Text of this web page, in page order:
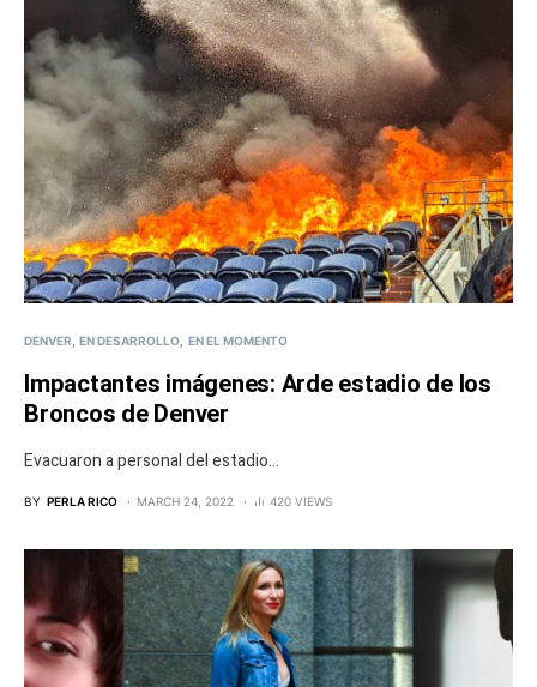
DENVER EN DESARROLLO EN EL MOMENTO
Impactantes imágenes: Arde estadio de los
Broncos de Denver
Evacuaron a personal del estadio...
BY PERLA RICO MARCH 24, 2022 420 VIEWS